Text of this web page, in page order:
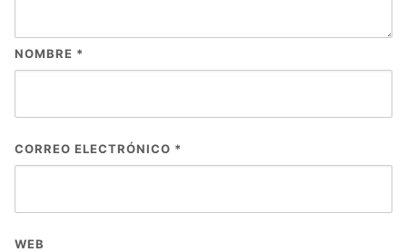
NOMBRE *
CORREO ELECTRÓNICO *
WEB